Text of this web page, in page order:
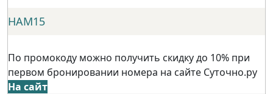
НАМ15
По промокоду можно получить скидку до 10% при
первом бронировании номера на сайте Суточно.ру
На сайт